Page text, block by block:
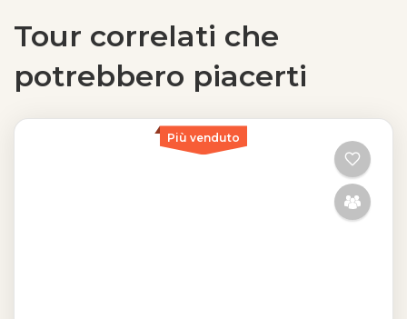
Tour correlati che
potrebbero piacerti
Più venduto